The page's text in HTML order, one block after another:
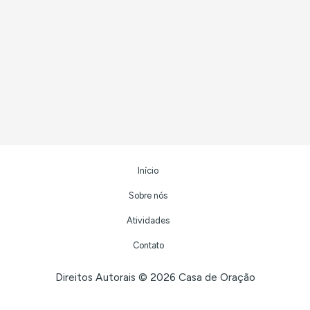
Início
Sobre nós
Atividades
Contato
Direitos Autorais © 2026 Casa de Oração